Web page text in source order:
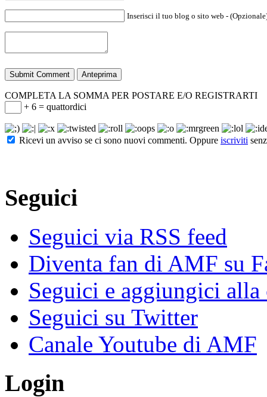
Inserisci il tuo blog o sito web -
COMPLETA LA SOMMA PER POSTARE E/O REGISTRARTI
+ 6 = quattordici
Ricevi un avviso se ci sono nuovi commenti. Oppure iscriviti
Seguici
Seguici via RSS feed
Diventa fan di AMF su
Seguici e aggiungici alla
Seguici su Twitter
Canale Youtube di AMF
Login